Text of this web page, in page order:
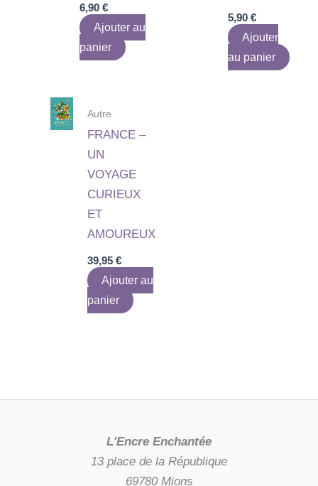
6,90€
Ajouter au
panier
5,90 €
Ajouter
au panier
Autre
FRANCE –
UN
VOYAGE
CURIEUX
ET
AMOUREUX
39,95€
Ajouter au
panier
L'Encre Enchantée
13 place de la République
69780 Mions